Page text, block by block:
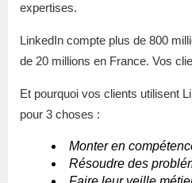
expertises.
LinkedIn compte plus de 800
de 20 millions en France. Vos
Et pourquoi vos clients utilisent
pour 3 choses :
Monter en
Résoudre des